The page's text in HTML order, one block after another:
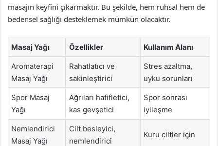
masajın keyfini çıkarmaktır. Bu şekilde, hem ruhsal hem de
bedensel sağlığı desteklemek mümkün olacaktır.
Masaj Yağı Özellikler Kullanım Alanı
Aromaterapi
Masaj Yağı
Rahatlatıcı ve
sakinleştirici
Stres azaltma,
uyku sorunları
Spor Masaj
Yağı
Ağrıları hafifletici,
kas gevşetici
Spor sonrası
iyileşme
Nemlendirici
Masaj Yağı
Cilt besleyici,
nemlendirici
Kuru ciltler için